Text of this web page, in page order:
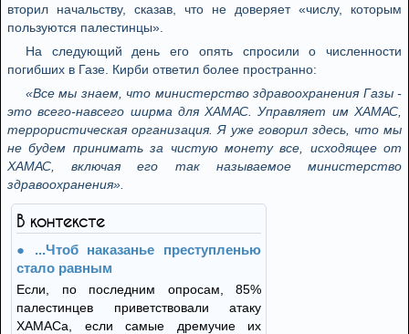
вторил начальству, сказав, что не доверяет «числу, которым
пользуются палестинцы».
На следующий день его опять спросили о численности
погибших в Газе. Кирби ответил более пространно:
«Все мы знаем, что министерство здравоохранения Газы -
это всего-навсего ширма для ХАМАС. Управляет им ХАМАС,
террористическая организация. Я уже говорил здесь, что мы
не будем принимать за чистую монету все, исходящее от
ХАМАС, включая его так называемое министерство
здравоохранения».
В контексте
...Чтоб наказанье преступленью
стало равным
Если, по последним опросам, 85%
палестинцев приветствовали атаку
ХАМАСа, если самые дремучие их